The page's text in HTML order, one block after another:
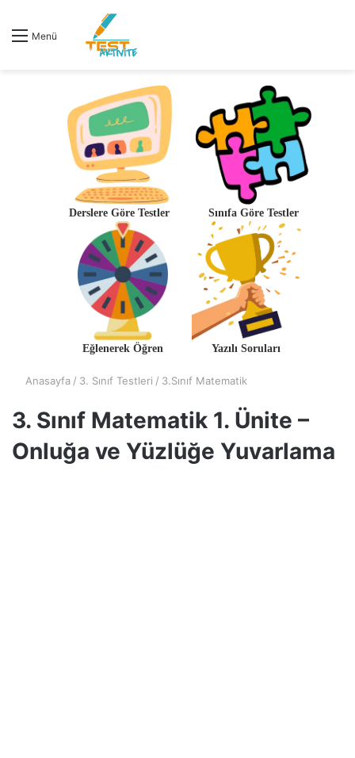
Menü
Derslere Göre Testler Sınıfa Göre Testler
Eğlenerek Öğren Yazılı Soruları
Anasayfa / 3. Sınıf Testleri / 3.Sınıf Matematik
3. Sınıf Matematik 1. Ünite –
Onluğa ve Yüzlüğe Yuvarlama